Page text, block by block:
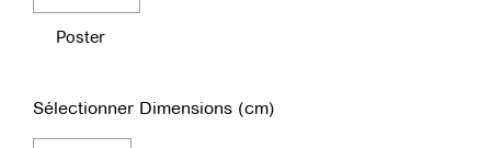
Poster
Sélectionner Dimensions (cm)